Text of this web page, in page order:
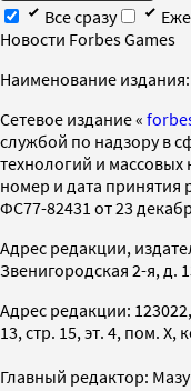
Все сразу
Новости Forbes Games
Наименование издания:
Cетевое издание «
службой по надзору в
технологий и
номер и дата принятия
ФС77-82431 от 23
Адрес редакции,
Звенигородская 2-я, д.
Адрес редакции:
13, стр. 15, эт. 4, пом. X,
Главный редактор: